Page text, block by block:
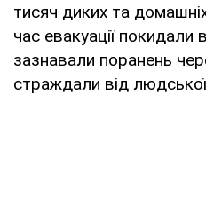
тисяч диких та
час евакуації покидали
зазнавали поранень
страждали від